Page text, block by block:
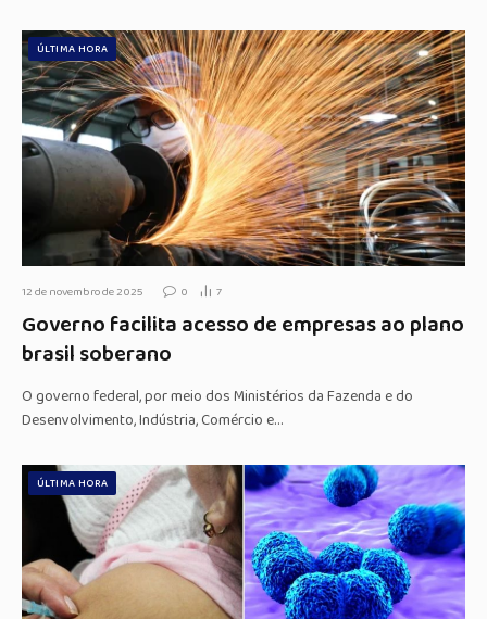
ÚLTIMA HORA
12 de novembro de 2025 0 7
Governo facilita acesso de empresas ao plano
brasil soberano
O governo federal, por meio dos Ministérios da Fazenda e do
Desenvolvimento, Indústria, Comércio e…
ÚLTIMA HORA